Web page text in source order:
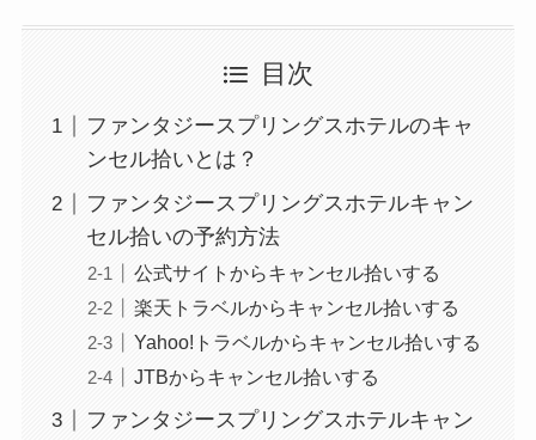
目次
ファンタジースプリングスホテルのキャ
ンセル拾いとは？
ファンタジースプリングスホテルキャン
セル拾いの予約方法
公式サイトからキャンセル拾いする
楽天トラベルからキャンセル拾いする
Yahoo!トラベルからキャンセル拾いする
JTBからキャンセル拾いする
ファンタジースプリングスホテルキャン